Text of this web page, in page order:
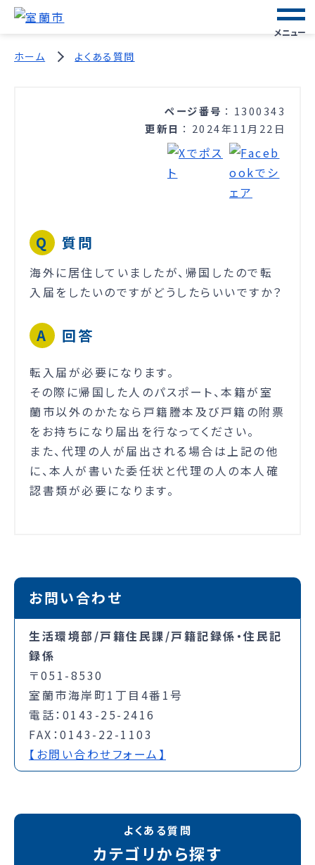
メニュー
ホーム よくある質問
ページ番号
1300343
更新日
2024年11月22日
質問
海外に居住していましたが、帰国したので転
入届をしたいのですがどうしたらいいですか？
回答
転入届が必要になります。
その際に帰国した人のパスポート、本籍が室
蘭市以外のかたなら戸籍謄本及び戸籍の附票
をお持ちになり届出を行なってください。
また、代理の人が届出される場合は上記の他
に、本人が書いた委任状と代理の人の本人確
認書類が必要になります。
お問い合わせ
生活環境部/戸籍住民課/戸籍記録係・住民記
録係
〒051-8530
室蘭市海岸町1丁目4番1号
電話：0143-25-2416
FAX：0143-22-1103
【お問い合わせフォーム】
よくある質問
カテゴリから探す